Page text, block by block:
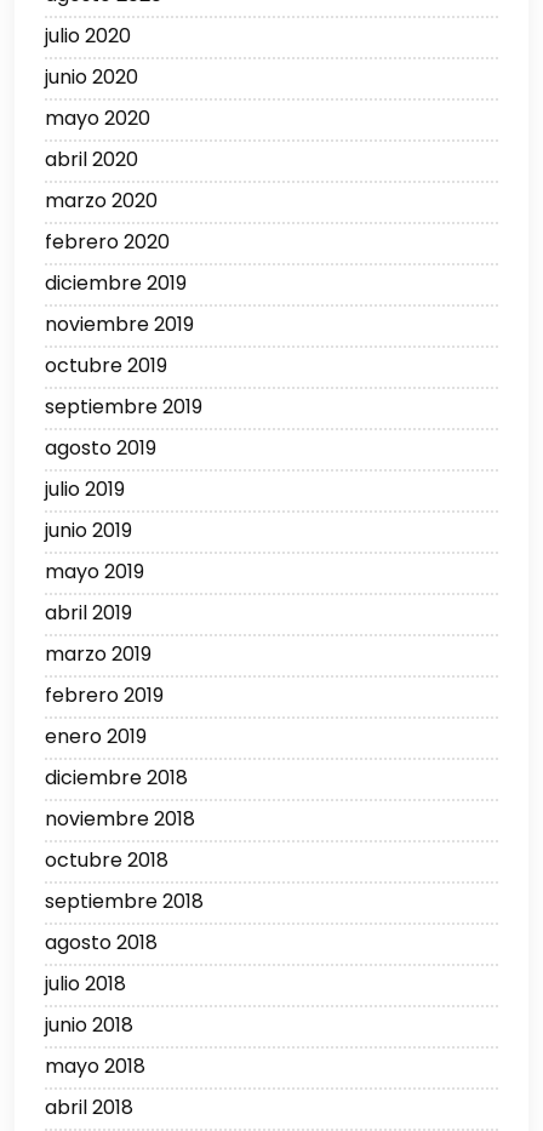
julio 2020
junio 2020
mayo 2020
abril 2020
marzo 2020
febrero 2020
diciembre 2019
noviembre 2019
octubre 2019
septiembre 2019
agosto 2019
julio 2019
junio 2019
mayo 2019
abril 2019
marzo 2019
febrero 2019
enero 2019
diciembre 2018
noviembre 2018
octubre 2018
septiembre 2018
agosto 2018
julio 2018
junio 2018
mayo 2018
abril 2018